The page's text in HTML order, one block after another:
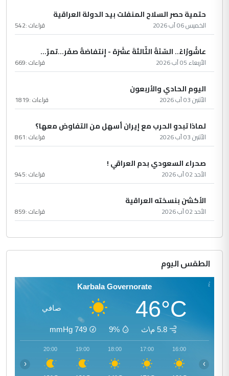
حتمية حصر السلاح المنفلت بيد الدولة العراقية
الخميس 06 آب 2026 قراءات :542
عاشُورْاءُ.. السّنَةُ الثّالثةَ عشَرَة - إِنتفاضةُ صفَر…تمرّ...
الأربعاء 05 آب 2026 قراءات :669
اليوم الحادي والأربعون
الأثنين 03 آب 2026 قراءات :1819
لماذا تبدو الحرب مع إيران أسهل من التفاوض معها؟
الأثنين 03 آب 2026 قراءات :861
صحراء السعودي بدم العراقي !
الأحد 02 آب 2026 قراءات :945
الأكشن بنسخته العراقية
الأحد 02 آب 2026 قراءات :859
الطقس اليوم
Karbala Governorate
46°C صافي
5.8 م\ث 9%
749
mmHg
16:00
17:00
18:00
19:00
20:00
‹ ›